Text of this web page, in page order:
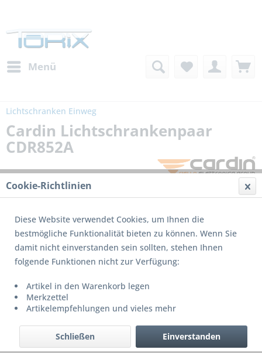
Menü
Lichtschranken Einweg
Cardin Lichtschrankenpaar
CDR852A
Cookie-Richtlinien
Diese Website verwendet Cookies, um Ihnen die
bestmögliche Funktionalität bieten zu können. Wenn Sie
damit nicht einverstanden sein sollten, stehen Ihnen
folgende Funktionen nicht zur Verfügung:
Artikel in den Warenkorb legen
Merkzettel
Artikelempfehlungen und vieles mehr
Einverstanden
Schließen